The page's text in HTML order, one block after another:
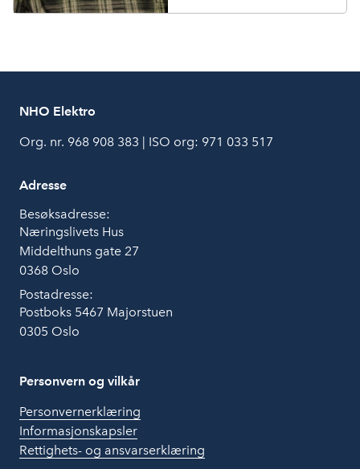
NHO Elektro
Org. nr. 968 908 383 | ISO org: 971 033 517
Adresse
Besøksadresse:
Næringslivets Hus
Middelthuns gate 27
0368 Oslo
Postadresse:
Postboks 5467 Majorstuen
0305 Oslo
Personvern og vilkår
Personvernerklæring
Informasjonskapsler
Rettighets- og ansvarserklæring